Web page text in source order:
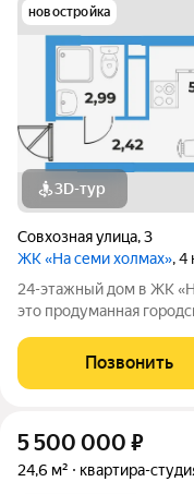
новостройка
3D-тур
Совхозная улица,3
ЖК «На семи холмах», 4
24-этажный дом в ЖК
это продуманная
создают гармоничную
Архитектурную
Позвонить
5 500 000 ₽
24,6 м² квартира-